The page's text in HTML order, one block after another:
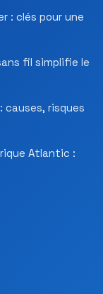
: clés pour une
fil simplifie le
causes, risques
Atlantic :